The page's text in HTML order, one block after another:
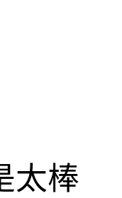
太棒